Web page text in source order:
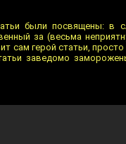
были посвящены: в
за (весьма
сам герой статьи,
заведомо